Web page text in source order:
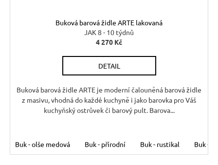
Buková barová židle ARTE lakovaná
JAK 8 - 10 týdnů
4 270 Kč
DETAIL
Buková barová židle ARTE je moderní čalouněná barová židle
z masivu, vhodná do každé kuchyně i jako barovka pro Váš
kuchyňský ostrůvek či barový pult. Barova...
Buk - olše medová Buk - přírodní Buk - rustikal Buk -